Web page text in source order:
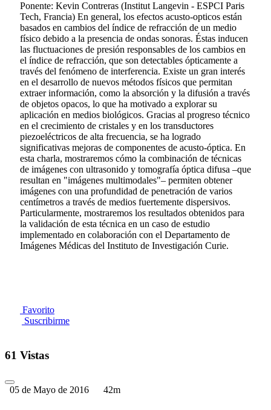
Ponente: Kevin Contreras (Institut Langevin - ESPCI Paris
Tech, Francia) En general, los efectos acusto-opticos están
basados en cambios del índice de refracción de un medio
físico debido a la presencia de ondas sonoras. Éstas inducen
las fluctuaciones de presión responsables de los cambios en
el índice de refracción, que son detectables ópticamente a
través del fenómeno de interferencia. Existe un gran interés
en el desarrollo de nuevos métodos físicos que permitan
extraer información, como la absorción y la difusión a través
de objetos opacos, lo que ha motivado a explorar su
aplicación en medios biológicos. Gracias al progreso técnico
en el crecimiento de cristales y en los transductores
piezoeléctricos de alta frecuencia, se ha logrado
significativas mejoras de componentes de acusto-óptica. En
esta charla, mostraremos cómo la combinación de técnicas
de imágenes con ultrasonido y tomografía óptica difusa –que
resultan en "imágenes multimodales"– permiten obtener
imágenes con una profundidad de penetración de varios
centímetros a través de medios fuertemente dispersivos.
Particularmente, mostraremos los resultados obtenidos para
la validación de esta técnica en un caso de estudio
implementado en colaboración con el Departamento de
Imágenes Médicas del Instituto de Investigación Curie.
Favorito
Suscribirme
61 Vistas
05 de Mayo de 2016 42m